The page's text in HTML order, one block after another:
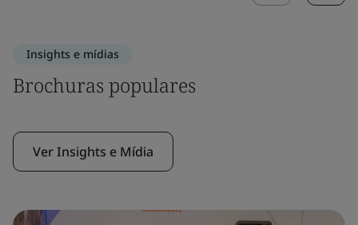
Insights e mídias
Brochuras populares
Ver Insights e Mídia